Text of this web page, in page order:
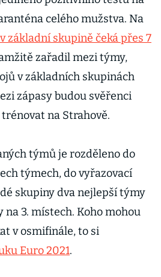
celého mužstva. Na
základní skupině čeká přes 7
zařadil mezi týmy,
v základních skupinách
zápasy budou svěřenci
na Strahově.
týmů je rozděleno do
týmech, do vyřazovací
skupiny dva nejlepší týmy
3. místech. Koho mohou
v osmifinále, to si
Euro 2021.